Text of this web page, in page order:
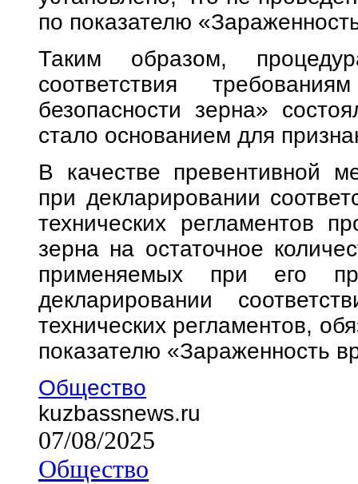
по показателю
Таким образом,
соответствия
безопасности зерна»
стало основанием для
В качестве превентивной
при декларировании
технических регламентов
зерна на остаточное
применяемых при его
декларировании
технических регламентов,
показателю «Зараженность
Общество
kuzbassnews.ru
07/08/2025
Общество